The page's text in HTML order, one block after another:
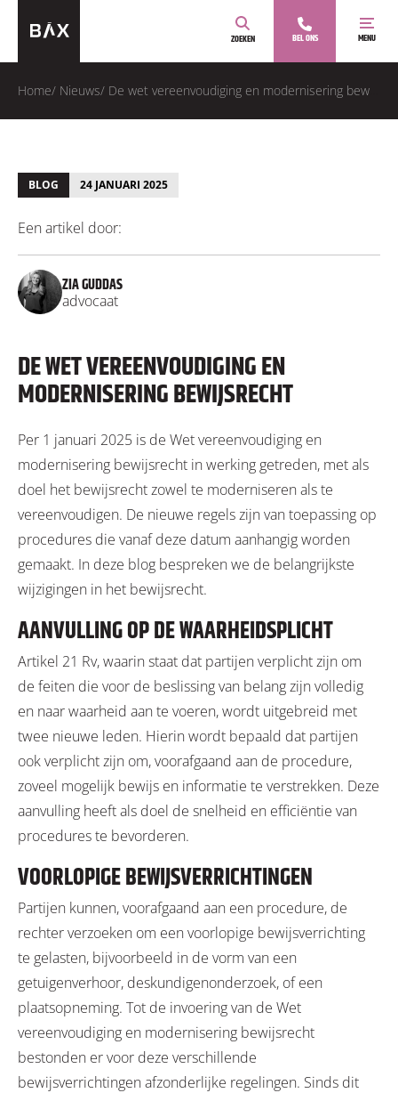
ZOEKEN BEL ONS MENU
Home/ Nieuws/ De wet vereenvoudiging en modernisering bewijsrecht
BLOG 24 JANUARI 2025
Een artikel door:
ZIA GUDDAS
advocaat
DE WET VEREENVOUDIGING EN
MODERNISERING BEWIJSRECHT
Per 1 januari 2025 is de Wet vereenvoudiging en
modernisering bewijsrecht in werking getreden, met als
doel het bewijsrecht zowel te moderniseren als te
vereenvoudigen. De nieuwe regels zijn van toepassing op
procedures die vanaf deze datum aanhangig worden
gemaakt. In deze blog bespreken we de belangrijkste
wijzigingen in het bewijsrecht.
AANVULLING OP DE WAARHEIDSPLICHT
Artikel 21 Rv, waarin staat dat partijen verplicht zijn om
de feiten die voor de beslissing van belang zijn volledig
en naar waarheid aan te voeren, wordt uitgebreid met
twee nieuwe leden. Hierin wordt bepaald dat partijen
ook verplicht zijn om, voorafgaand aan de procedure,
zoveel mogelijk bewijs en informatie te verstrekken. Deze
aanvulling heeft als doel de snelheid en efficiëntie van
procedures te bevorderen.
VOORLOPIGE BEWIJSVERRICHTINGEN
Partijen kunnen, voorafgaand aan een procedure, de
rechter verzoeken om een voorlopige bewijsverrichting
te gelasten, bijvoorbeeld in de vorm van een
getuigenverhoor, deskundigenonderzoek, of een
plaatsopneming. Tot de invoering van de Wet
vereenvoudiging en modernisering bewijsrecht
bestonden er voor deze verschillende
bewijsverrichtingen afzonderlijke regelingen. Sinds dit